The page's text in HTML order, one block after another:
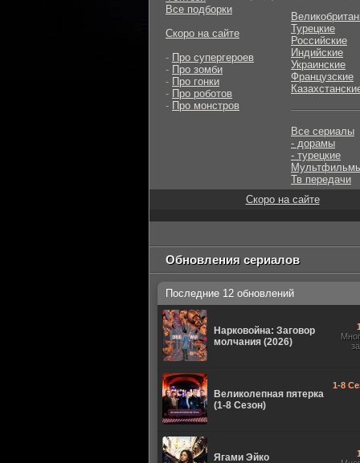
Все подборки
Скоро на сайте
- Про супергероев
- Про зомби
- Про гонки
- Про роботов
- Про монстров
Турецкие
Российские
Индийские
Украинские
Французские
Все сериалы
- дорамы
- турецкие
Тв передачи
Скоро на сайте
Обновления сериалов
Последние 12 обновлений
Нарковойна: Заговор
молчания (2026)
Великолепная пятерка
(1-8 Сезон)
1-8
Ягами Эйко